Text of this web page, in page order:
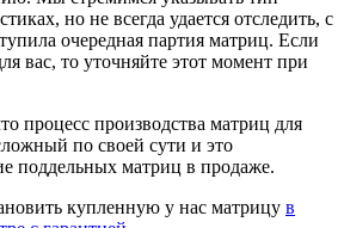
но не всегда удается отследить, с
очередная партия матриц. Если
вас, то уточняйте этот момент при
процесс производства матриц для
по своей сути и это
поддельных матриц в продаже.
купленную у нас матрицу в